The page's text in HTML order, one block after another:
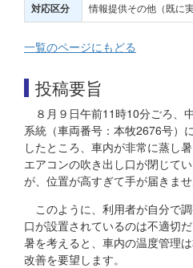
対応区分 情報提供その他（既に
一覧のページにもどる
投稿要旨
８月９日午前11時10分ごろ、
系統（車両番号：本牧2676号）
したところ、車内が非常に蒸し
エアコンの吹き出し口が閉じて
が、位置が高すぎて手が届きませ
このように、利用者が自分で
口が設置されているのは不適切
暑を考えると、車内の温度管理
改善を要望します。